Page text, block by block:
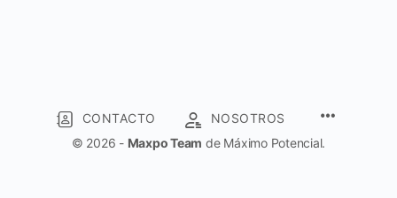
CONTACTO
NOSOTROS
© 2026 - Maxpo Team de Máximo Potencial.